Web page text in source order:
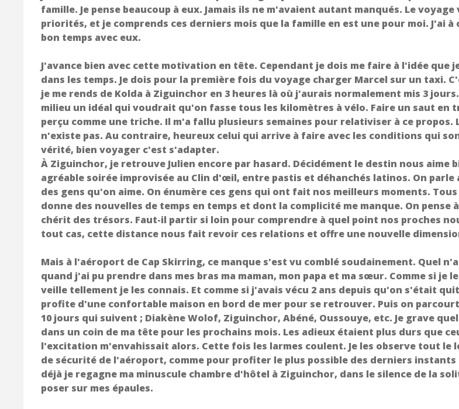
famille. Je pense beaucoup à eux. Jamais ils ne m'avaient autant manqués. Le
priorités, et je comprends ces derniers mois que la famille en est une pour moi. J'ai
bon temps avec eux.
J'avance bien avec cette motivation en tête. Cependant je dois me faire à l'idée que
dans les temps. Je dois pour la première fois du voyage charger Marcel sur un taxi.
je me rends de Kolda à Ziguinchor en 3 heures là où j'aurais normalement mis 3
milieu un idéal qui voudrait qu'on fasse tous les kilomètres à vélo. Faire un saut en
perçu comme une triche. Il m'a fallu plusieurs semaines pour relativiser à ce propos.
n'existe pas. Au contraire, heureux celui qui arrive à faire avec les conditions qui
vérité, bien voyager c'est s'adapter.
À Ziguinchor, je retrouve Julien encore par hasard. Décidément le destin nous aime
agréable soirée improvisée au Clin d'œil, entre pastis et déhanchés latinos. On parle
des gens qu'on aime. On énumère ces gens qui ont fait nos meilleurs moments. Tous
donne des nouvelles de temps en temps et dont la complicité me manque. On pense
chérit des trésors. Faut-il partir si loin pour comprendre à quel point nos proches
tout cas, cette distance nous fait revoir ces relations et offre une nouvelle
Mais à l'aéroport de Cap Skirring, ce manque s'est vu comblé soudainement. Quel
quand j'ai pu prendre dans mes bras ma maman, mon papa et ma sœur. Comme si je
veille tellement je les connais. Et comme si j'avais vécu 2 ans depuis qu'on s'était
profite d'une confortable maison en bord de mer pour se retrouver. Puis on parcourt
10 jours qui suivent ; Diakène Wolof, Ziguinchor, Abéné, Oussouye, etc. Je grave
dans un coin de ma tête pour les prochains mois. Les adieux étaient plus durs que
l'excitation m'envahissait alors. Cette fois les larmes coulent. Je les observe tout le
de sécurité de l'aéroport, comme pour profiter le plus possible des derniers instants
déjà je regagne ma minuscule chambre d'hôtel à Ziguinchor, dans le silence de la
poser sur mes épaules.